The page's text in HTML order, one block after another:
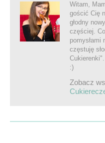
Witam,
gościć Cię
głodny
częściej.
pomysłami
częstuję
:)
Zobacz